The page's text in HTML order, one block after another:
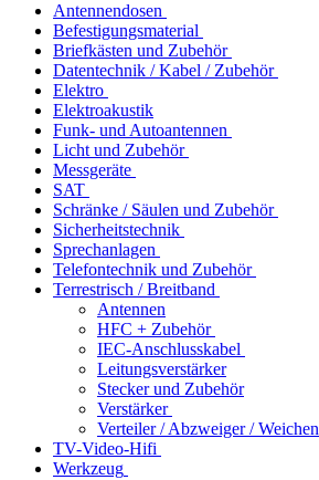
Antennendosen
Befestigungsmaterial
Briefkästen und Zubehör
Datentechnik / Kabel / Zubehör
Elektro
Elektroakustik
Funk- und Autoantennen
Licht und Zubehör
Messgeräte
SAT
Schränke / Säulen und Zubehör
Sicherheitstechnik
Sprechanlagen
Telefontechnik und Zubehör
Terrestrisch / Breitband
Antennen
HFC + Zubehör
IEC-Anschlusskabel
Leitungsverstärker
Stecker und Zubehör
Verstärker
Verteiler / Abzweiger / Weichen
TV-Video-Hifi
Werkzeug